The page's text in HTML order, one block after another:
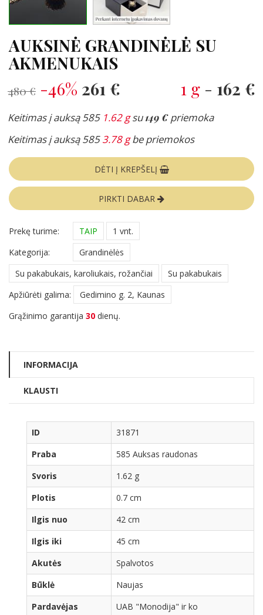
AUKSINĖ GRANDINĖLĖ SU
AKMENUKAIS
480 € -46% 261 € 1 g - 162 €
Keitimas į auksą 585 1.62 gsu149 €priemoka
Keitimas į auksą 5853.78 gbe priemokos
DĖTI Į KREPŠELĮ
PIRKTI DABAR
Prekę turime: TAIP
1 vnt.
Kategorija:
Grandinėlės
Su pakabukais, karoliukais, rožančiai
Su pakabukais
Apžiūrėti galima:
Gedimino g. 2, Kaunas
Grąžinimo garantija 30 dienų.
INFORMACIJA
KLAUSTI
ID
31871
Praba
585 Auksas raudonas
Svoris
1.62 g
Plotis
0.7 cm
Ilgis nuo
42 cm
Ilgis iki
45 cm
Akutės
Spalvotos
Būklė
Naujas
Pardavėjas
UAB "Monodija" ir ko